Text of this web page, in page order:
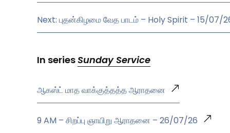
Next: புதன்கிழமை வேத பாடம் – Holy Spirit – 15/07/
In seriesSunday Service
ஆகஸ்ட் மாத வாக்குத்தத்த ஆராதனை
9 AM – சிறப்பு ஞாயிறு ஆராதனை – 26/07/26